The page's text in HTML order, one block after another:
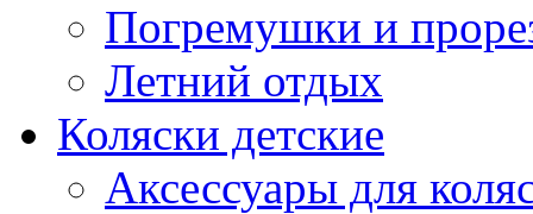
Погремушки и
Летний отдых
Коляски детские
Аксессуары для